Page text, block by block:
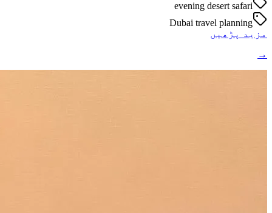
evening desert safari
Dubai travel planning
مزید پڑھیں
→